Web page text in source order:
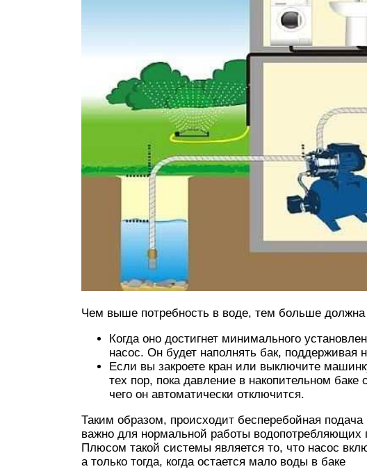
Чем выше потребность в воде, тем больше
Когда оно достигнет минимального
насос. Он будет наполнять бак, поддерживая
Если вы закроете кран или выключите
тех пор, пока давление в накопительном
чего он автоматически отключится.
Таким образом, происходит бесперебойная
важно для нормальной работы водопотребляющих
Плюсом такой системы является то, что насос
а только тогда, когда остается мало воды в баке